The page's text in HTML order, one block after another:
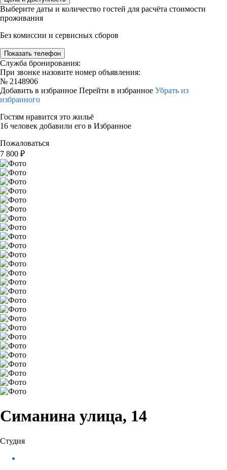
Выберите даты и количество гостей для расчёта стоимости
проживания
Без комиссии и сервисных сборов
Показать телефон
Служба бронирования:
При звонке назовите номер объявления:
№ 2148906
Добавить в избранное Перейти в избранное Убрать из
избранного
Гостям нравится это жильё
16 человек добавили его в Избранное
Пожаловаться
7 800 ₽
Симанина улица, 14
Студия